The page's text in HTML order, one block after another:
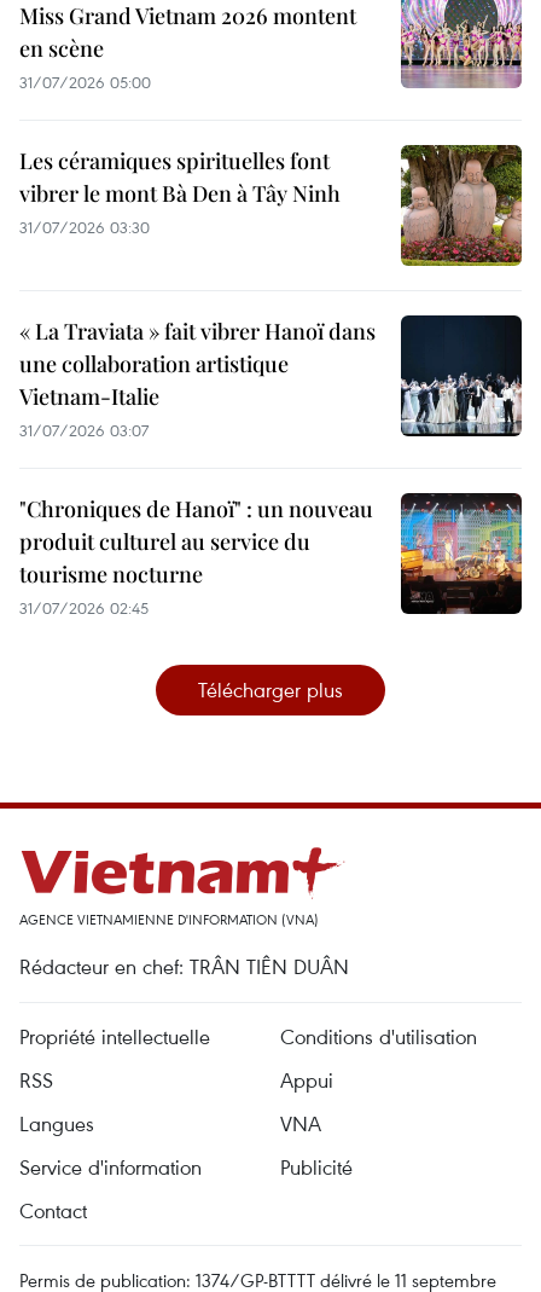
Miss Grand Vietnam 2026 montent
en scène
31/07/2026 05:00
Les céramiques spirituelles font
vibrer le mont Bà Den à Tây Ninh
31/07/2026 03:30
« La Traviata » fait vibrer Hanoï dans
une collaboration artistique
Vietnam-Italie
31/07/2026 03:07
"Chroniques de Hanoï" : un nouveau
produit culturel au service du
tourisme nocturne
31/07/2026 02:45
Télécharger plus
AGENCE VIETNAMIENNE D'INFORMATION (VNA)
Rédacteur en chef: TRÂN TIÊN DUÂN
Propriété intellectuelle
Conditions d'utilisation
RSS
Appui
Langues
VNA
Service d'information
Publicité
Contact
Permis de publication: 1374/GP-BTTTT délivré le 11 septembre